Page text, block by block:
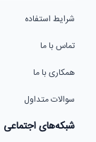
شرایط استفاده
تماس با ما
همکاری با ما
سوالات متداول
شبکه‌های اجتماعی